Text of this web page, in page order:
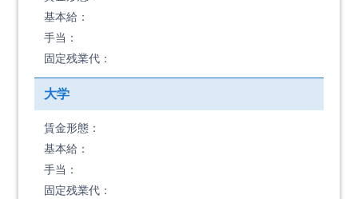
基本給：
手当：
固定残業代：
大学
賃金形態：
基本給：
手当：
固定残業代：